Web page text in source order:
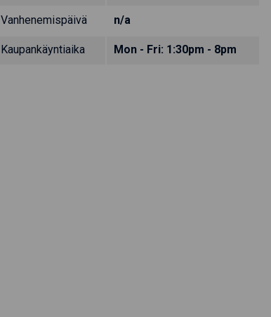
Vanhenemispäivä n/a
Kaupankäyntiaika Mon - Fri: 1:30pm - 8pm